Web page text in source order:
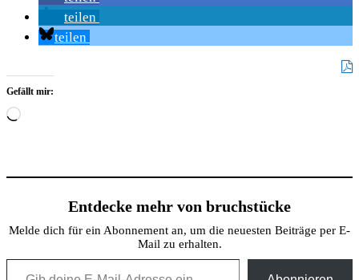
teilen
teilen
Gefällt mir:
Wird
Entdecke mehr von bruchstücke
Melde dich für ein Abonnement an, um die neuesten Beiträge per E-
Mail zu erhalten.
Gib deine E-Mail-Adresse ein ...